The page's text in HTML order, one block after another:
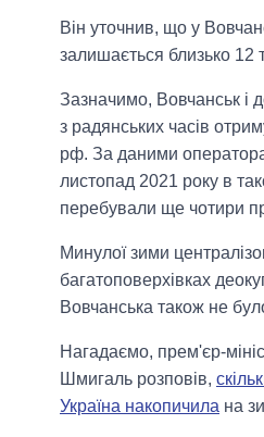
Він уточнив, що у
залишається близько 12
Зазначимо, Вовчанськ і
з радянських часів
рф. За даними
листопад 2021 року в
перебували ще чотири
Минулої зими
багатоповерхівках
Вовчанська також не
Нагадаємо, прем'єр-
Шмигаль розповів,
Україна накопичила на